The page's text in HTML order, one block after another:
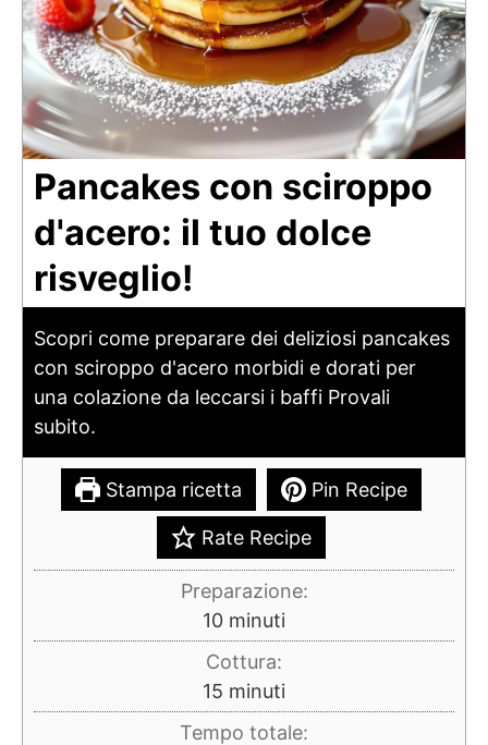
Pancakes con sciroppo
d'acero: il tuo dolce
risveglio!
Scopri come preparare dei deliziosi pancakes
con sciroppo d'acero morbidi e dorati per
una colazione da leccarsi i baffi Provali
subito.
Stampa ricetta Pin Recipe
Rate Recipe
Preparazione:
10minuti
minuti
Cottura:
15 minuti
minuti
Tempo totale: